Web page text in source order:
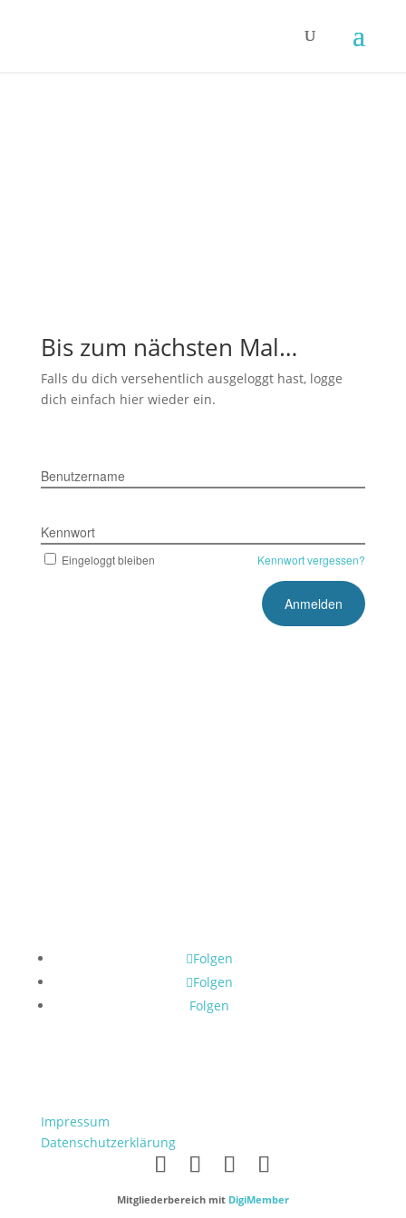
Bis zum nächsten Mal…
Falls du dich versehentlich ausgeloggt hast, logge
dich einfach hier wieder ein.
Benutzername
Kennwort
Eingeloggt bleiben Kennwort vergessen?
Folgen
Folgen
Folgen
Impressum
Datenschutzerklärung
Mitgliederbereich mit DigiMember